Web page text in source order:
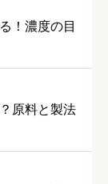
！濃度の目
原料と製法